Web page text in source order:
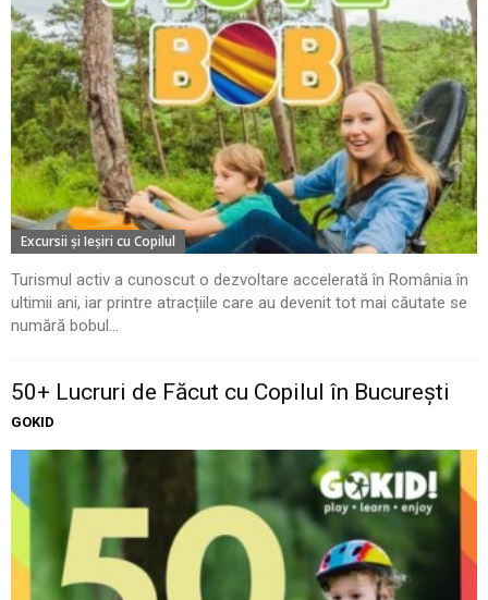
Excursii şi Ieşiri cu Copilul
Turismul activ a cunoscut o dezvoltare accelerată în România în
ultimii ani, iar printre atracțiile care au devenit tot mai căutate se
numără bobul...
50+ Lucruri de Făcut cu Copilul în București
GOKID